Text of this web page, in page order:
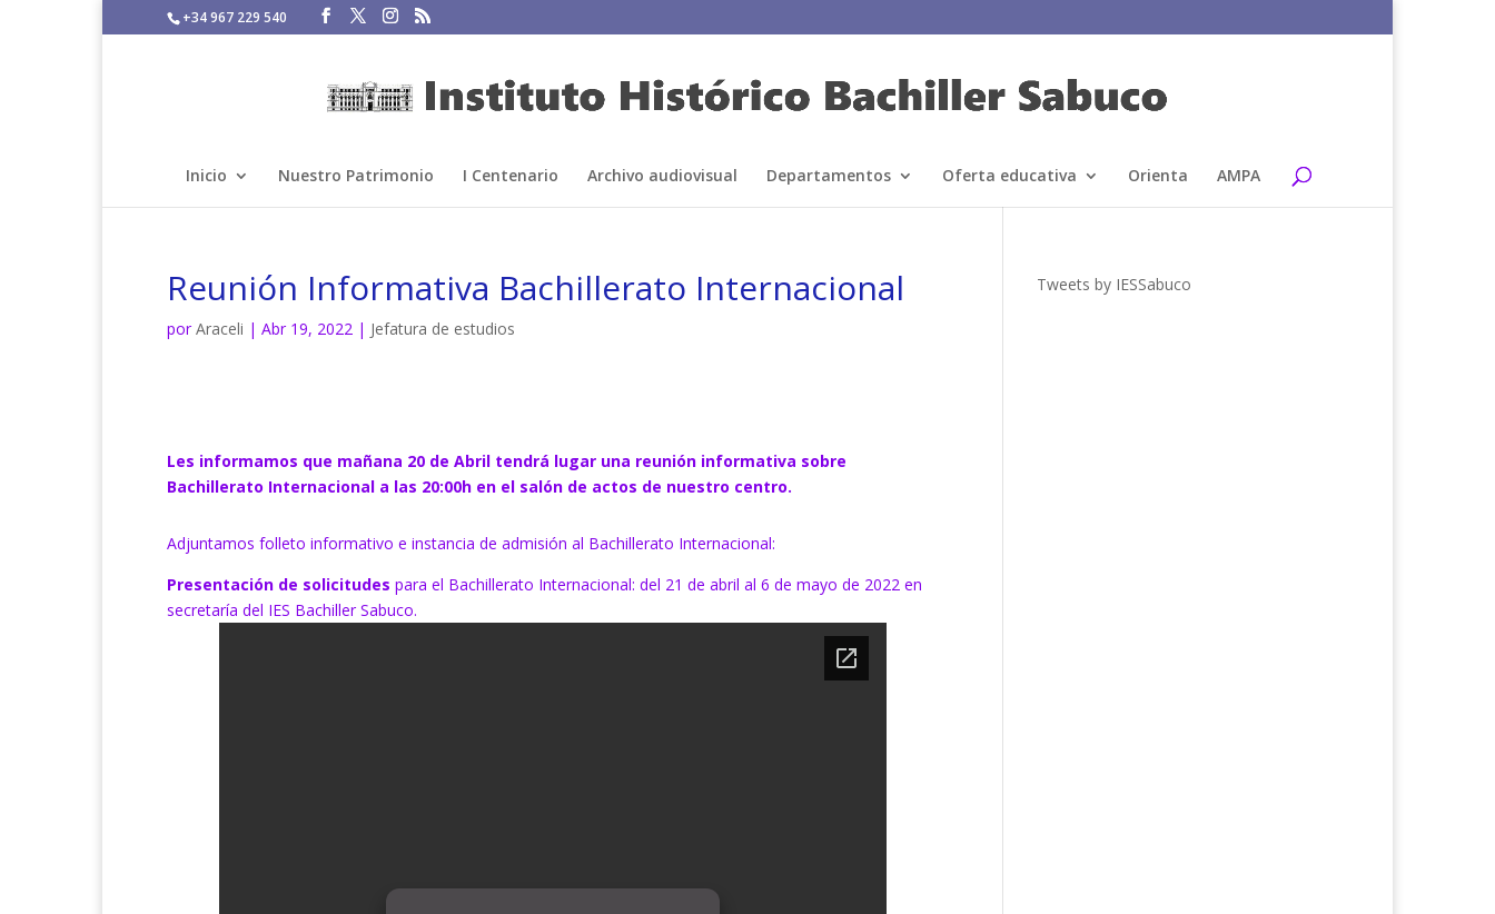
+34 967 229 540
Inicio Nuestro Patrimonio I Centenario Archivo audiovisual Departamentos Oferta educativa Orienta AMPA
Reunión Informativa Bachillerato Internacional
porAraceli | Abr 19, 2022 | Jefatura de estudios
Les informamos que mañana 20 de Abril tendrá lugar una reunión informativa sobre
Bachillerato Internacional a las 20:00h en el salón de actos de nuestro centro.
Adjuntamos folleto informativo e instancia de admisión al Bachillerato Internacional:
Presentación de solicitudes para el Bachillerato Internacional: del 21 de abril al 6 de mayo de 2022 en
secretaría del IES Bachiller Sabuco.
Tweets by IESSabuco